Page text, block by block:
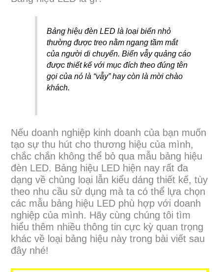
Bảng hiệu đèn LED là loại biển nhỏ
thường được treo nằm ngang tầm mắt
của người di chuyển. Biển vẫy quảng cáo
được thiết kế với mục đích theo đúng tên
gọi của nó là “vẫy” hay còn là mời chào
khách.
Nếu doanh nghiệp kinh doanh của bạn muốn
tạo sự thu hút cho thương hiệu của mình,
chắc chắn không thể bỏ qua mẫu bảng hiệu
đèn LED. Bảng hiệu LED hiện nay rất đa
dạng về chủng loại lẫn kiểu dáng thiết kế, tùy
theo nhu cầu sử dụng mà ta có thể lựa chọn
các mẫu bảng hiệu LED phù hợp với doanh
nghiệp của mình. Hãy cùng chúng tôi tìm
hiểu thêm nhiều thông tin cực kỳ quan trọng
khác về loại bảng hiệu này trong bài viết sau
đây nhé!